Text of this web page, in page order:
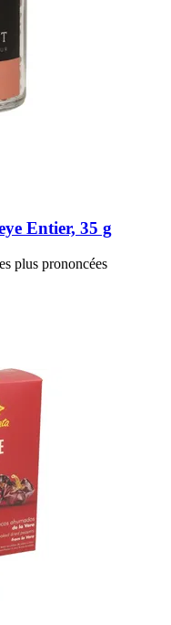
Entier, 35 g
plus prononcées